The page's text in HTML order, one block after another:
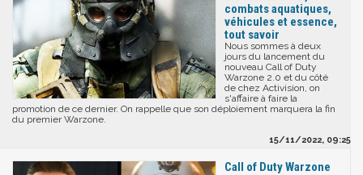
combats aquatiques,
véhicules et essence,
tout savoir
Nous sommes à deux
jours du lancement du
nouveau Call of Duty
Warzone 2.0 et du côté
de chez Activision, on
s'affaire à faire la
promotion de ce dernier. On rappelle que son déploiement marquera la fin
du premier Warzone.
15/11/2022, 09:25
Call of Duty Warzone